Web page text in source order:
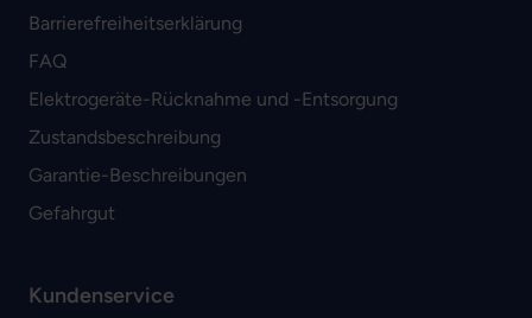
Barrierefreiheitserklärung
FAQ
Elektrogeräte-Rücknahme und -Entsorgung
Zustandsbeschreibung
Garantie-Beschreibungen
Gefahrgut
Kundenservice